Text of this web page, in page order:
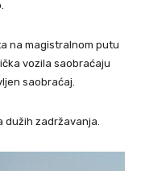
na magistralnom putu
vozila saobraćaju
saobraćaj.
dužih zadržavanja.